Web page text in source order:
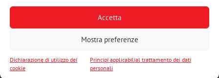
Accetta
Mostra preferenze
Dichiarazione di utilizzo dei
cookie
Principi applicabilial trattamento dei dati
personali
• possibilità di calpestare immediata
• semplici combinazioni con altri sistemi di costruzione
• possibile qualità a vista verso gli interni
Nei file da scaricare si trova: